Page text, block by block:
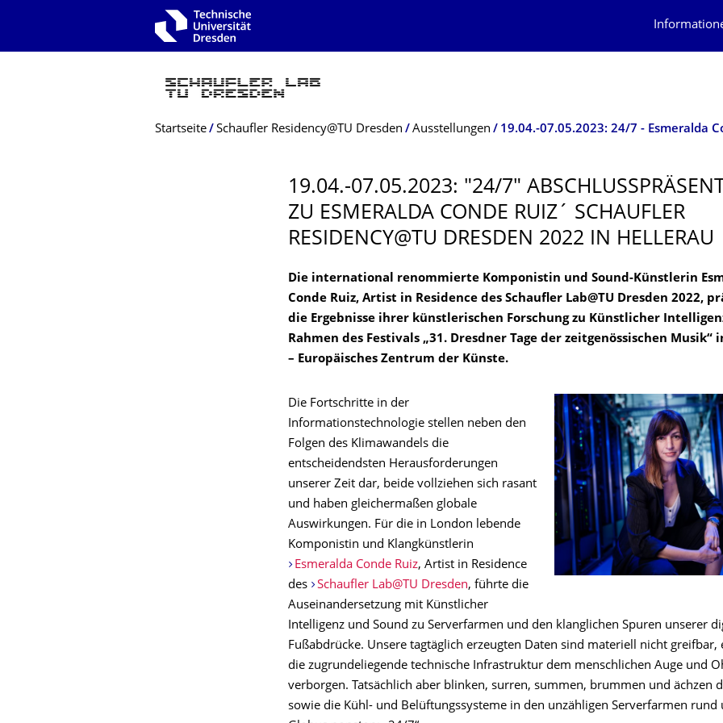
Zur Hauptnavigation springen
Breadcrumb-Menü
Startseite Schaufler Residency@­TU Dresden Ausstellungen 19.04.-07.05.2023: 24/7 - Esmeralda
19.04.-07.05.2023: "24/7"
ZU ESMERALDA CONDE RUIZ´ SCHAUFLER
RESIDENCY@TU DRESDEN 2022 IN HELLERAU
Die international renommierte Komponistin und Sound-Künstlerin
Conde Ruiz, Artist in Residence des Schaufler Lab@TU Dresden 2022,
die Ergebnisse ihrer künstlerischen Forschung zu Künstlicher
Rahmen des Festivals „31. Dresdner Tage der zeitgenössischen Musik“ in
– Europäisches Zentrum der Künste.
Die Fortschritte in der
Informationstechnologie stellen neben den
Folgen des Klimawandels die
entscheidendsten Herausforderungen
unserer Zeit dar, beide vollziehen sich rasant
und haben gleichermaßen globale
Auswirkungen. Für die in London lebende
Komponistin und Klangkünstlerin
Esmeralda Conde Ruiz, Artist in Residence
des
Schaufler Lab@TU Dresden, führte die
Auseinandersetzung mit Künstlicher
Intelligenz und Sound zu Serverfarmen und den klanglichen Spuren unserer
Fußabdrücke. Unsere tagtäglich erzeugten Daten sind materiell nicht greifbar,
die zugrundeliegende technische Infrastruktur dem menschlichen Auge und
verborgen. Tatsächlich aber blinken, surren, summen, brummen und ächzen
sowie die Kühl- und Belüftungssysteme in den unzähligen Serverfarmen rund